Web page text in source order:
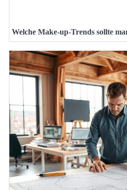
Welche Make-up-Trends sollte